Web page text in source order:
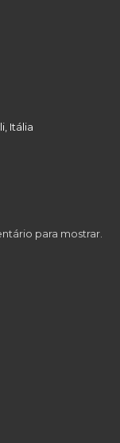
Itália
para mostrar.